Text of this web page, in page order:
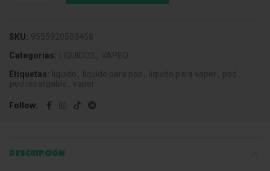
SKU: 9555920503458
Categorías: LIQUIDOS , VAPEO
Etiquetas: liquido , liquido para pod , liquido para vaper , pod ,
pod recargable , vaper
Follow
DESCRIPCIÓN